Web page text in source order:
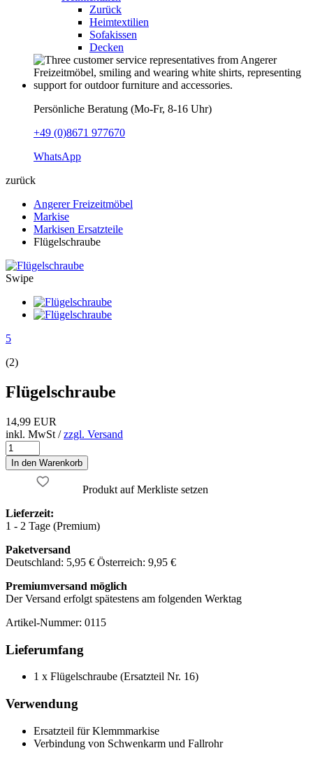
Zurück
Heimtextilien
Sofakissen
Decken
Persönliche Beratung (Mo-Fr, 8-16 Uhr)
+49 (0)8671 977670
WhatsApp
zurück
Angerer Freizeitmöbel
Markise
Markisen Ersatzteile
Flügelschraube
Swipe
5
(2)
Flügelschraube
14,99 EUR
inkl. MwSt /zzgl. Versand
Produkt auf Merkliste setzen
Lieferzeit:
1 - 2 Tage (Premium)
Paketversand
Deutschland: 5,95 € Österreich: 9,95 €
Premiumversand möglich
Der Versand erfolgt spätestens am folgenden Werktag
Artikel-Nummer: 0115
Lieferumfang
1 x Flügelschraube (Ersatzteil Nr. 16)
Verwendung
Ersatzteil für Klemmmarkise
Verbindung von Schwenkarm und Fallrohr